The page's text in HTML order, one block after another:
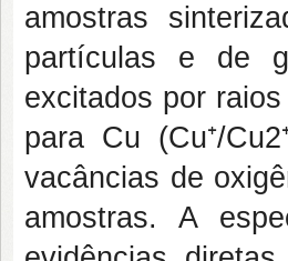
amostras
partículas e de
excitados por
para Cu (Cu⁺/
vacâncias de
amostras. A